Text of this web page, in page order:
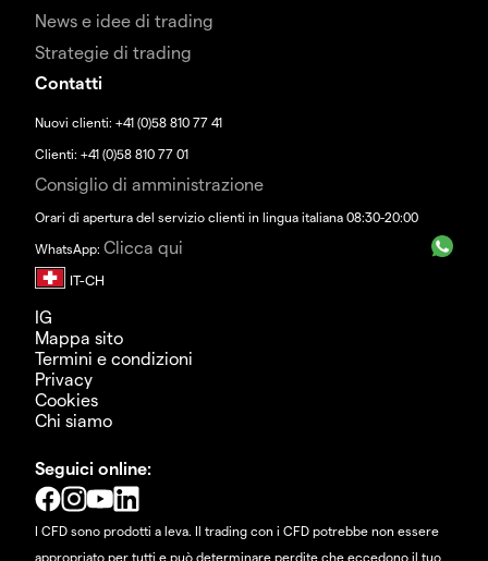
News e idee di trading
Strategie di trading
Contatti
Nuovi clienti: +41 (0)58 810 77 41
Clienti: +41 (0)58 810 77 01
Consiglio di amministrazione
Orari di apertura del servizio clienti in lingua italiana 08:30-20:00
WhatsApp: Clicca qui
IG
Mappa sito
Termini e condizioni
Privacy
Cookies
Chi siamo
Seguici online:
I CFD sono prodotti a leva. Il trading con i CFD potrebbe non essere
appropriato per tutti e può determinare perdite che eccedono il tuo